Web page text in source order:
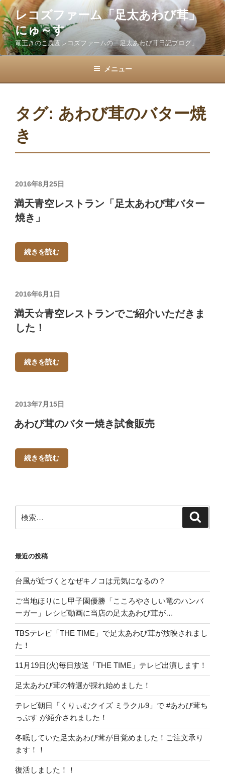
コ
ン
テ
ン
ツ
レコズファーム「足太あわび茸」
にゅ～す
竜王きのこ農園レコズファームの「足太あわび茸日記ブログ」
メニュー
タグ: あわび茸のバター焼
き
投
日:
2016年8月25日
満天青空レストラン「足太あわび茸バター
焼き」
続きを読む
投
日:
2016年6月1日
満天☆青空レストランでご紹介いただきま
した！
続きを読む
投
日:
2013年7月15日
あわび茸のバター焼き試食販売
続きを読む
索:
最近の投稿
台風が近づくとなぜキノコは元気になるの？
ご当地ほりにし甲子園優勝「こころやさしい竜のハンバ
ーガー」レシピ動画に当店の足太あわび茸が…
TBSテレビ「THE TIME」で足太あわび茸が放映されまし
た！
11月19日(火)毎日放送「THE TIME」テレビ出演します！
足太あわび茸の特選が採れ始めました！
テレビ朝日「くりぃむクイズ ミラクル9」で #あわび茸ち
っぷす が紹介されました！
冬眠していた足太あわび茸が目覚めました！ご注文承り
ます！！
復活しました！！